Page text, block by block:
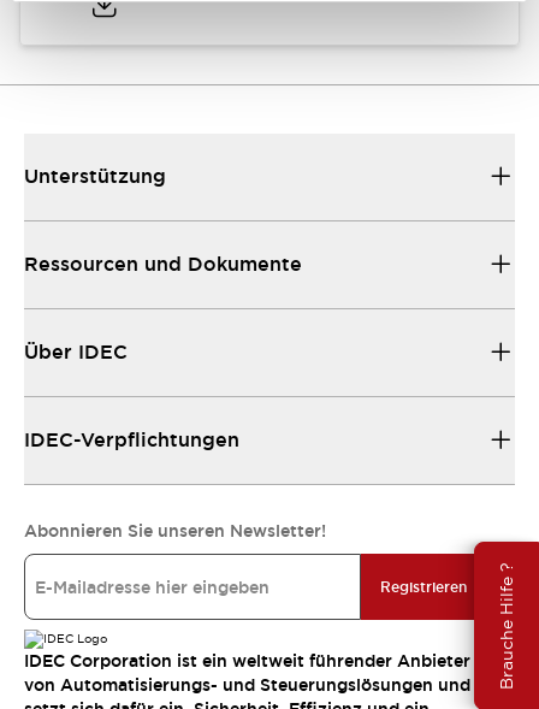
Brauche Hilfe ?
Unterstützung
Ressourcen und Dokumente
Über IDEC
IDEC-Verpflichtungen
Abonnieren Sie unseren Newsletter!
Registrieren
IDEC Corporation ist ein weltweit führender Anbieter
von Automatisierungs- und Steuerungslösungen und